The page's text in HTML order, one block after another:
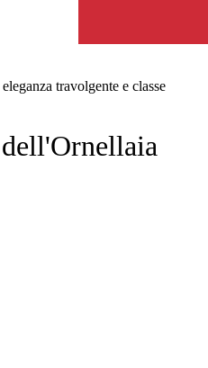
travolgente e classe